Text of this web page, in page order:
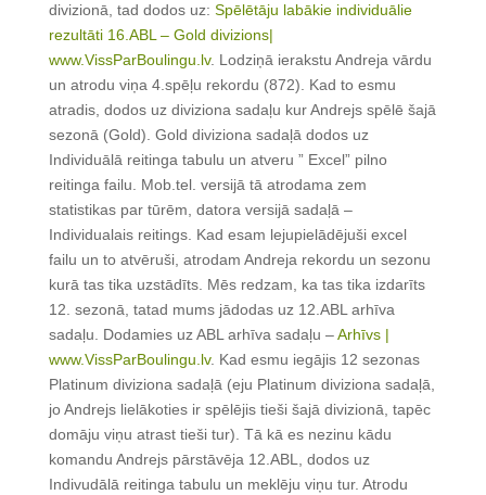
divizionā, tad dodos uz: Spēlētāju labākie individuālie
rezultāti 16.ABL – Gold divizions|
www.VissParBoulingu.lv. Lodziņā ierakstu Andreja vārdu
un atrodu viņa 4.spēļu rekordu (872). Kad to esmu
atradis, dodos uz diviziona sadaļu kur Andrejs spēlē šajā
sezonā (Gold). Gold diviziona sadaļā dodos uz
Individuālā reitinga tabulu un atveru ” Excel” pilno
reitinga failu. Mob.tel. versijā tā atrodama zem
statistikas par tūrēm, datora versijā sadaļā –
Individualais reitings. Kad esam lejupielādējuši excel
failu un to atvēruši, atrodam Andreja rekordu un sezonu
kurā tas tika uzstādīts. Mēs redzam, ka tas tika izdarīts
12. sezonā, tatad mums jādodas uz 12.ABL arhīva
sadaļu. Dodamies uz ABL arhīva sadaļu –Arhīvs |
www.VissParBoulingu.lv. Kad esmu iegājis 12 sezonas
Platinum diviziona sadaļā (eju Platinum diviziona sadaļā,
jo Andrejs lielākoties ir spēlējis tieši šajā divizionā, tapēc
domāju viņu atrast tieši tur). Tā kā es nezinu kādu
komandu Andrejs pārstāvēja 12.ABL, dodos uz
Indivudālā reitinga tabulu un meklēju viņu tur. Atrodu